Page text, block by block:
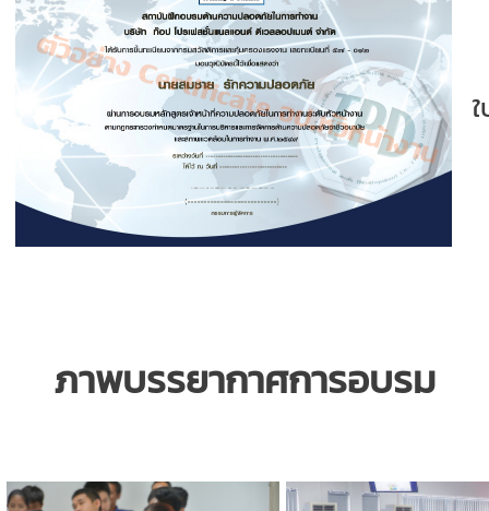
ภาพบรรยากาศการอบรม